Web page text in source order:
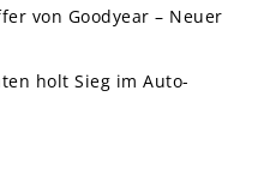
von Goodyear – Neuer
holt Sieg im Auto-